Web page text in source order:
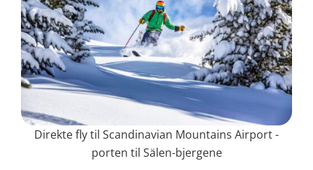
Direkte fly til Scandinavian Mountains Airport -
porten til Sälen-bjergene